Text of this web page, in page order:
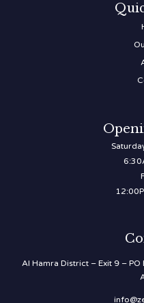
Al Hamra District – Exit 9 –